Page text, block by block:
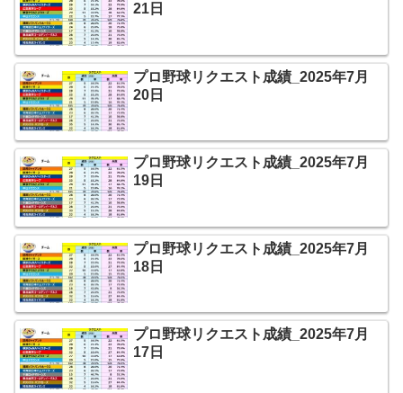
21日
プロ野球リクエスト成績_2025年7月
20日
プロ野球リクエスト成績_2025年7月
19日
プロ野球リクエスト成績_2025年7月
18日
プロ野球リクエスト成績_2025年7月
17日